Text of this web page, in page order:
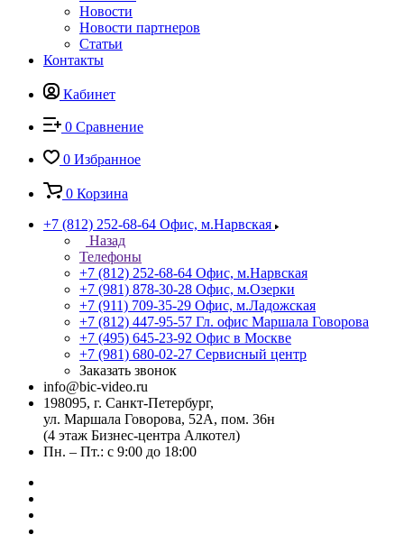
Новости
Новости партнеров
Статьи
Контакты
Кабинет
0 Сравнение
0 Избранное
0 Корзина
+7 (812) 252-68-64 Офис, м.Нарвская
Назад
Телефоны
+7 (812) 252-68-64 Офис, м.Нарвская
+7 (981) 878-30-28 Офис, м.Озерки
+7 (911) 709-35-29 Офис, м.Ладожская
+7 (812) 447-95-57 Гл. офис Маршала Говорова
+7 (495) 645-23-92 Офис в Москве
+7 (981) 680-02-27 Сервисный центр
Заказать звонок
info@bic-video.ru
198095, г. Санкт-Петербург,
ул. Маршала Говорова, 52А, пом. 36н
(4 этаж Бизнес-центра Алкотел)
Пн. – Пт.: с 9:00 до 18:00